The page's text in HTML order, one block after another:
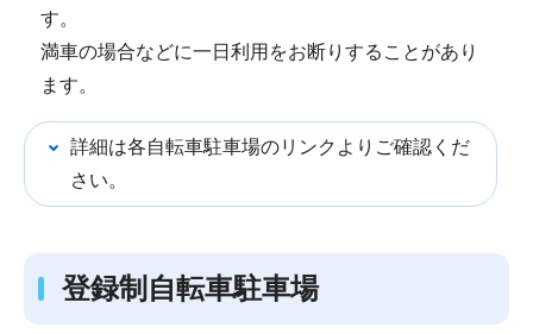
す。
満車の場合などに一日利用をお断りすることがあり
ます。
詳細は各自転車駐車場のリンクよりご確認くだ
さい。
登録制自転車駐車場